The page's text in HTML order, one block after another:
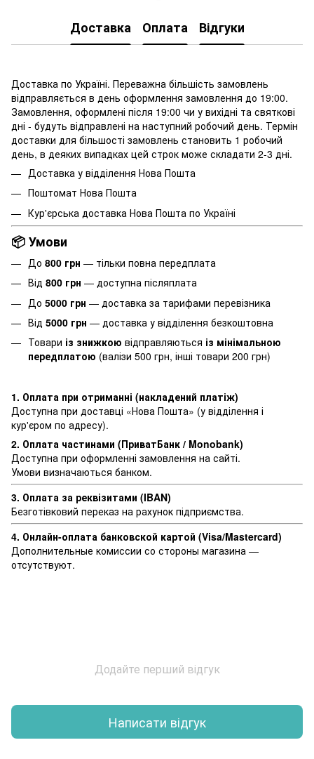
Доставка Оплата Відгуки
Доставка по Україні. Переважна більшість замовлень
відправляється в день оформлення замовлення до 19:00.
Замовлення, оформлені після 19:00 чи у вихідні та святкові
дні - будуть відправлені на наступний робочий день. Термін
доставки для більшості замовлень становить 1 робочий
день, в деяких випадках цей строк може складати 2-3 дні.
Доставка у відділення Нова Пошта
Поштомат Нова Пошта
Кур'єрська доставка Нова Пошта по Україні
📦 Умови
До 800 грн — тільки повна передплата
Від 800 грн — доступна післяплата
До 5000 грн — доставка за тарифами перевізника
Від 5000 грн — доставка у відділення безкоштовна
Товари із знижкою відправляються із мінімальною
передплатою (валізи 500 грн, інші товари 200 грн)
1. Оплата при отриманні (накладений платіж)
Доступна при доставці «Нова Пошта» (у відділення і
кур'єром по адресу).
2. Оплата частинами (ПриватБанк / Monobank)
Доступна при оформленні замовлення на сайті.
Умови визначаються банком.
3. Оплата за реквізитами (IBAN)
Безготівковий переказ на рахунок підприємства.
4. Онлайн-оплата банковской картой (Visa/Mastercard)
Дополнительные комиссии со стороны магазина —
отсутствуют.
Додайте перший відгук
Написати відгук